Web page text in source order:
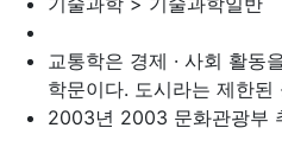
교통학은 경제 · 사회 활동
학문이다. 도시라는 제한
2003년 2003 문화관광부